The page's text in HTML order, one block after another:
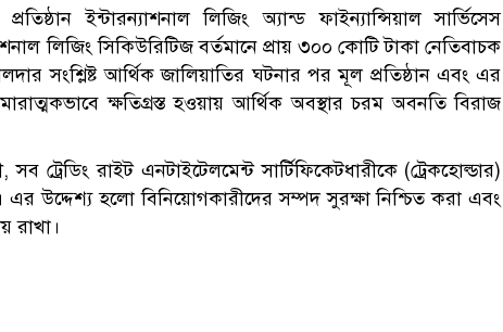
ইন্টারন্যাশনাল লিজিং অ্যান্ড ফাইন্যান্সিয়াল সার্ভিসেস
লিজিং সিকিউরিটিজ বর্তমানে প্রায় ৩০০ কোটি টাকা নেতিবাচক
সংশ্লিষ্ট আর্থিক জালিয়াতির ঘটনার পর মূল প্রতিষ্ঠান এবং এর
ক্ষতিগ্রস্ত হওয়ায় আর্থিক অবস্থার চরম অবনতি বিরাজ
ট্রেডিং রাইট এনটাইটেলমেন্ট সার্টিফিকেটধারীকে (ট্রেকহোল্ডার)
উদ্দেশ্য হলো বিনিয়োগকারীদের সম্পদ সুরক্ষা নিশ্চিত করা এবং
রাখা।